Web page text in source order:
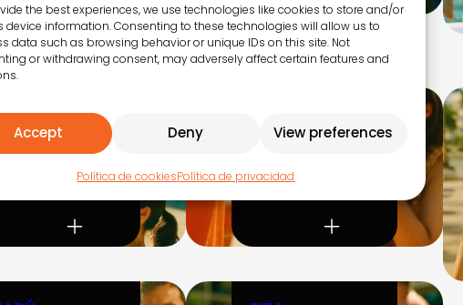
the best experiences, we use technologies like cookies to store and/or
device information. Consenting to these technologies will allow us to
data such as browsing behavior or unique IDs on this site. Not
or withdrawing consent, may adversely affect certain features and
Accept Deny View preferences
Política de cookiesPolítica de privacidad
Fortalece mente y
con Pilates
Celebra el Año
champán festivo